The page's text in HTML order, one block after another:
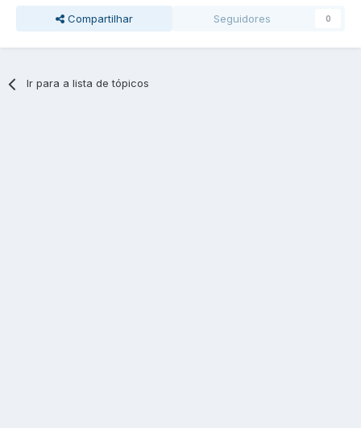
Compartilhar Seguidores 0
Ir para a lista de tópicos